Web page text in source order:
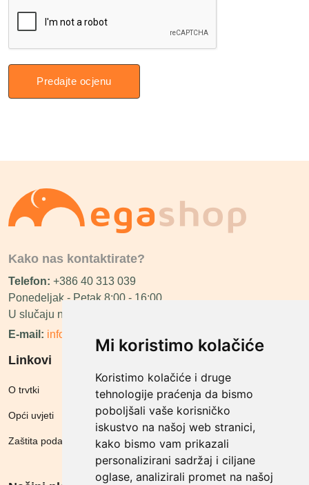
Mi koristimo kolačiće
Koristimo kolačiće i druge
tehnologije praćenja da bismo
poboljšali vaše korisničko
iskustvo na našoj web stranici,
kako bismo vam prikazali
personalizirani sadržaj i ciljane
oglase, analizirali promet na našoj
Predajte ocjenu
Kako nas kontaktirate?
Telefon: +386 40 313 039
Ponedeljak - Petak 8:00 - 16:00
U slučaju neraspoloživosti ćemo vas nazvati.
E-mail: info@megashop.hr
Linkovi
O trvtki
Opći uvjeti
Zaštita podataka